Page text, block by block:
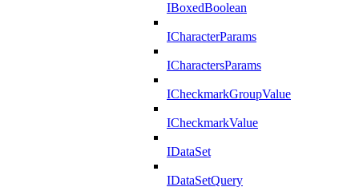
IBoxedBoolean
ICharacterParams
ICharactersParams
ICheckmarkGroupValue
ICheckmarkValue
IDataSet
IDataSetQuery